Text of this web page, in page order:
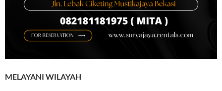
MELAYANI WILAYAH